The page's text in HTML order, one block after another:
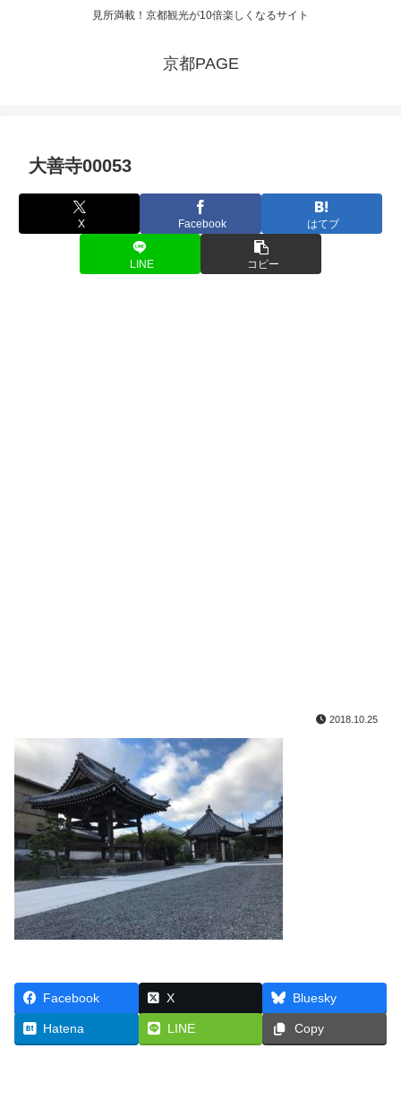
見所満載！京都観光が10倍楽しくなるサイト
京都PAGE
大善寺00053
X Facebook はてブ
LINE コピー
2018.10.25
Facebook X Bluesky
Hatena LINE Copy